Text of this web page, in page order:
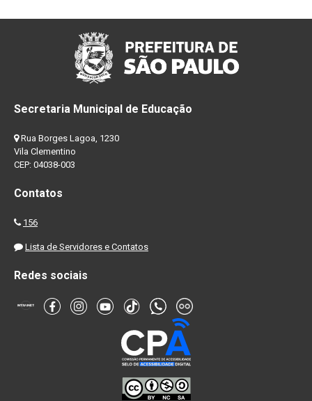
Secretaria Municipal de Educação
Rua Borges Lagoa, 1230
Vila Clementino
CEP: 04038-003
Contatos
156
Lista de Servidores e Contatos
Redes sociais